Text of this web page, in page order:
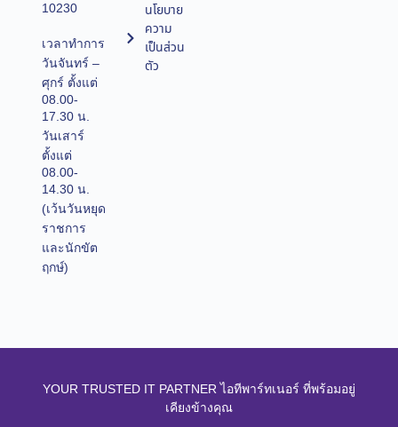
10230
เวลาทำการ
วันจันทร์ –
ศุกร์ ตั้งแต่
08.00-
17.30 น.
วันเสาร์
ตั้งแต่
08.00-
14.30 น.
(เว้นวันหยุด
ราชการ
และนักขัต
ฤกษ์)
นโยบาย
ความ
เป็นส่วน
ตัว
YOUR TRUSTED IT PARTNER ไอทีพาร์ทเนอร์ ที่พร้อมอยู่
เคียงข้างคุณ